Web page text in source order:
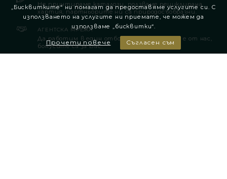
Не принтираме каталози, ползваме рециклирана
хартия, партньорите ни са природосъобразни.
АГЕНТСКА МРЕЖА
Да работим в един отбор! Инвестицията е от нас,
бонусите са за Вас.
„Бисквитките“ ни помагат да предоставяме услугите си. С
използването на услугите ни приемате, че можем да
използваме „бисквитки“.
Прочети повече Съгласен съм